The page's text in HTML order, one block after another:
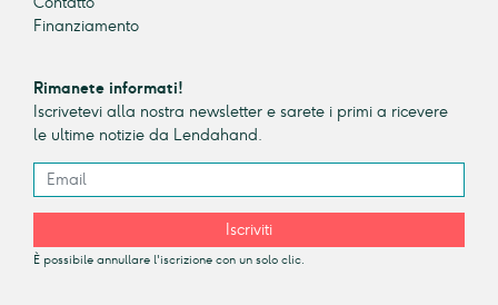
Finanziamento
Rimanete informati!
Iscrivetevi alla nostra newsletter e sarete i primi a ricevere
le ultime notizie da Lendahand.
Iscriviti
È possibile annullare l'iscrizione con un solo clic.